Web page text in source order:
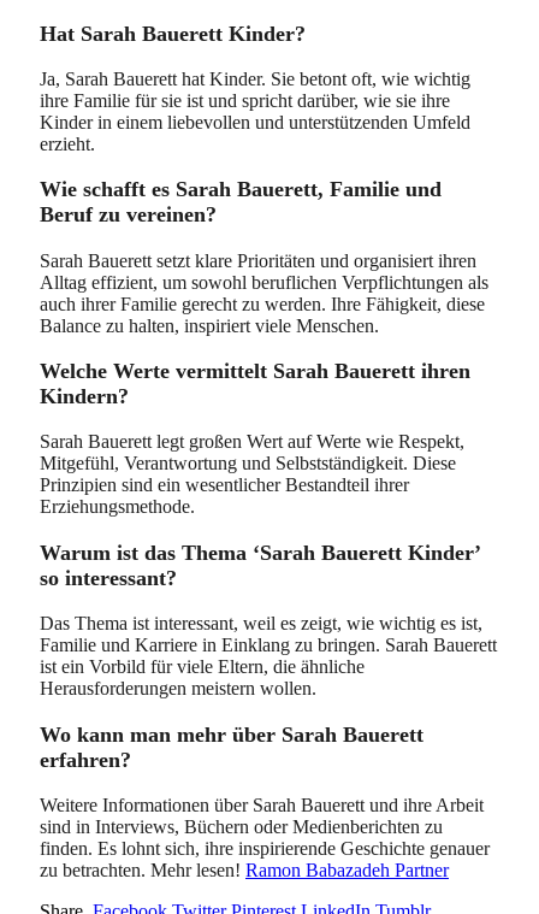
Hat Sarah Bauerett Kinder?
Ja, Sarah Bauerett hat Kinder. Sie betont oft, wie wichtig
ihre Familie für sie ist und spricht darüber, wie sie ihre
Kinder in einem liebevollen und unterstützenden Umfeld
erzieht.
Wie schafft es Sarah Bauerett, Familie und
Beruf zu vereinen?
Sarah Bauerett setzt klare Prioritäten und organisiert ihren
Alltag effizient, um sowohl beruflichen Verpflichtungen als
auch ihrer Familie gerecht zu werden. Ihre Fähigkeit, diese
Balance zu halten, inspiriert viele Menschen.
Welche Werte vermittelt Sarah Bauerett ihren
Kindern?
Sarah Bauerett legt großen Wert auf Werte wie Respekt,
Mitgefühl, Verantwortung und Selbstständigkeit. Diese
Prinzipien sind ein wesentlicher Bestandteil ihrer
Erziehungsmethode.
Warum ist das Thema ‘Sarah Bauerett Kinder’
so interessant?
Das Thema ist interessant, weil es zeigt, wie wichtig es ist,
Familie und Karriere in Einklang zu bringen. Sarah Bauerett
ist ein Vorbild für viele Eltern, die ähnliche
Herausforderungen meistern wollen.
Wo kann man mehr über Sarah Bauerett
erfahren?
Weitere Informationen über Sarah Bauerett und ihre Arbeit
sind in Interviews, Büchern oder Medienberichten zu
finden. Es lohnt sich, ihre inspirierende Geschichte genauer
zu betrachten. Mehr lesen! Ramon Babazadeh Partner